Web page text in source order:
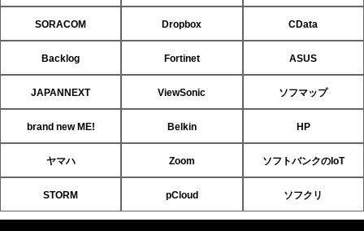
SORACOM Dropbox CData
Backlog Fortinet ASUS
JAPANNEXT ViewSonic ソフマップ
brand new ME! Belkin HP
ヤマハ Zoom ソフトバンクのIoT
STORM pCloud ソフクリ